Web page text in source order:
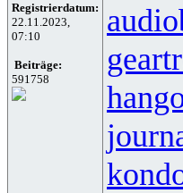
Registrierdatum:
22.11.2023,
07:10
Beiträge:
591758